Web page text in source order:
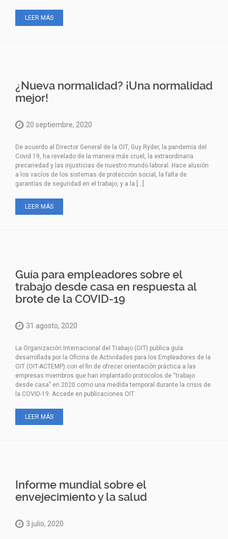
LEER MÁS
¿Nueva normalidad? ¡Una normalidad
mejor!
20 septiembre, 2020
De acuerdo al Director General de la OIT, Guy Ryder, la pandemia del
Covid 19, ha revelado de la manera más cruel, la extraordinaria
precariedad y las injusticias de nuestro mundo laboral. Hace alusión
a los vacíos de los sistemas de protección social, la falta de
garantías de seguridad en el trabajo, y a la […]
LEER MÁS
Guía para empleadores sobre el
trabajo desde casa en respuesta al
brote de la COVID-19
31 agosto, 2020
La Organización Internacional del Trabajo (OIT) publica guía
desarrollada por la Oficina de Actividades para los Empleadores de la
OIT (OIT-ACTEMP) con el fin de ofrecer orientación práctica a las
empresas miembros que han implantado protocolos de “trabajo
desde casa” en 2020 como una medida temporal durante la crisis de
la COVID-19. Accede en publicaciones OIT
LEER MÁS
Informe mundial sobre el
envejecimiento y la salud
3 julio, 2020